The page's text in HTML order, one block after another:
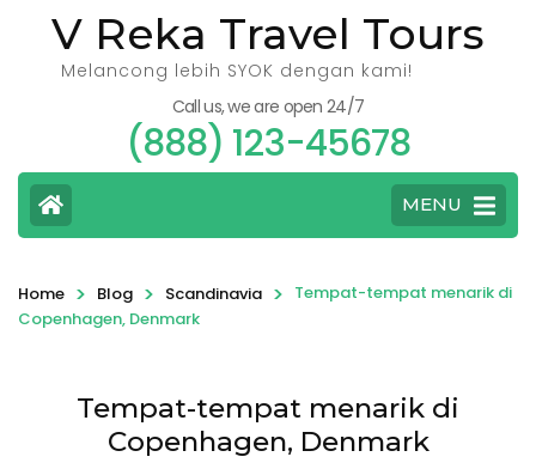
V Reka Travel Tours
Melancong lebih SYOK dengan kami!
Call us, we are open 24/7
(888) 123-45678
MENU
Home > Blog > Scandinavia > Tempat-tempat menarik di
Copenhagen, Denmark
Tempat-tempat menarik di
Copenhagen, Denmark